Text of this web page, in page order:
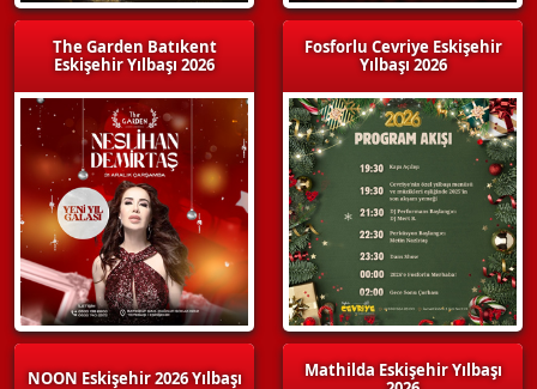
The Garden Batıkent
Eskişehir Yılbaşı 2026
NOON Eskişehir 2026 Yılbaşı
Fosforlu Cevriye Eskişehir
Yılbaşı 2026
Mathilda Eskişehir Yılbaşı